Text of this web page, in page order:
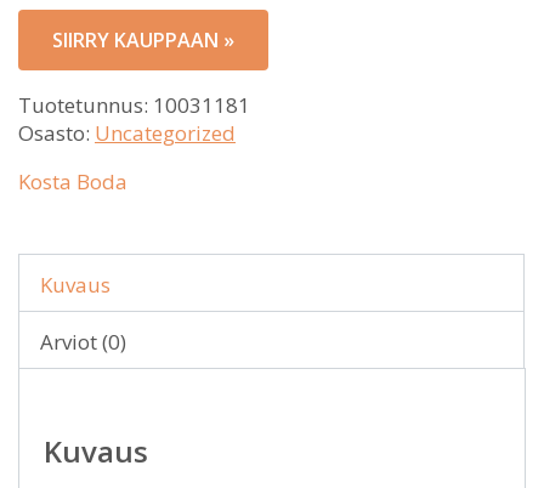
SIIRRY KAUPPAAN »
Tuotetunnus: 10031181
Osasto: Uncategorized
Kosta Boda
Kuvaus
Arviot (0)
Kuvaus